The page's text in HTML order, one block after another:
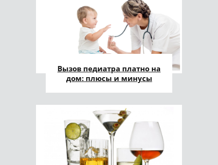
Вызов педиатра платно на
дом: плюсы и минусы